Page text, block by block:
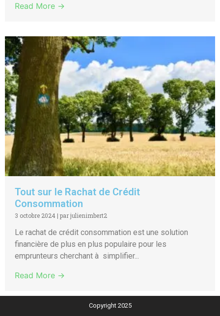
Read More →
Tout sur le Rachat de Crédit
Consommation
3 octobre 2024 | par julienimbert2
Le rachat de crédit consommation est une solution
financière de plus en plus populaire pour les
emprunteurs cherchant à simplifier...
Read More →
Copyright 2025